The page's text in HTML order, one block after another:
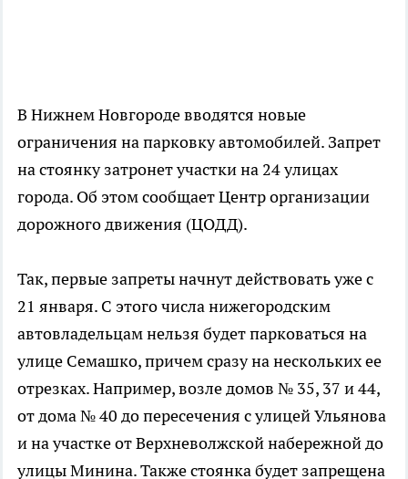
В Нижнем Новгороде вводятся новые
ограничения на парковку автомобилей. Запрет
на стоянку затронет участки на 24 улицах
города. Об этом сообщает Центр организации
дорожного движения (ЦОДД).
Так, первые запреты начнут действовать уже с
21 января. С этого числа нижегородским
автовладельцам нельзя будет парковаться на
улице Семашко, причем сразу на нескольких ее
отрезках. Например, возле домов № 35, 37 и 44,
от дома № 40 до пересечения с улицей Ульянова
и на участке от Верхневолжской набережной до
улицы Минина. Также стоянка будет запрещена